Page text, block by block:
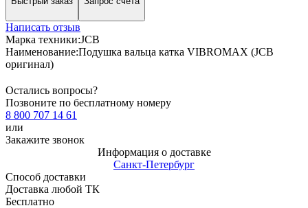
Написать отзыв
Марка техники:JCB
Наименование:Подушка вальца катка VIBROMAX (JCB
оригинал)
Остались вопросы?
Позвоните по бесплатному номеру
8 800 707 14 61
или
Закажите звонок
Информация о доставке
Санкт-Петербург
Способ доставки
Доставка любой ТК
Бесплатно